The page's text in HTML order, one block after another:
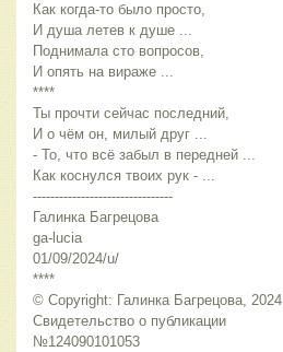
Как когда-то было просто,
И душа летев к душе ...
Поднимала сто вопросов,
И опять на вираже ...
****
Ты прочти сейчас последний,
И о чём он, милый друг ...
- То, что всё забыл в передней ...
Как коснулся твоих рук - ...
--------------------------------
Галинка Багрецова
ga-lucia
01/09/2024/u/
****
© Copyright: Галинка Багрецова, 2024
Свидетельство о публикации
№124090101053